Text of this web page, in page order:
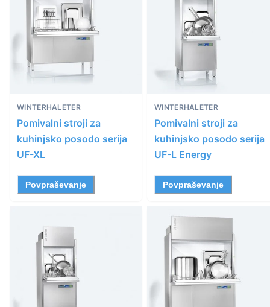
WINTERHALETER
Pomivalni stroji za
kuhinjsko posodo serija
UF-XL
Povpraševanje
WINTERHALETER
Pomivalni stroji za
kuhinjsko posodo serija
UF-L Energy
Povpraševanje